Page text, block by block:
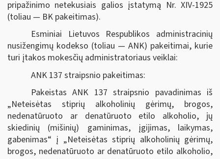
pripažinimo netekusiais galios įstatymą Nr. XIV-1925
(toliau — BK pakeitimas).
Esminiai Lietuvos Respublikos administracinių
nusižengimų kodekso (toliau — ANK) pakeitimai, kurie
turi įtakos mokesčių administratoriaus veiklai:
ANK 137 straipsnio pakeitimas:
Pakeistas ANK 137 straipsnio pavadinimas iš
„Neteisėtas stiprių alkoholinių gėrimų, brogos,
nedenatūruoto ar denatūruoto etilo alkoholio, jų
skiedinių (mišinių) gaminimas, įgijimas, laikymas,
gabenimas“ į „Neteisėtas stiprių alkoholinių gėrimų,
brogos, nedenatūruoto ar denatūruoto etilo alkoholio,